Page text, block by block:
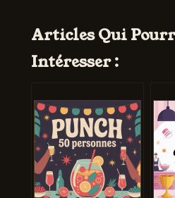
Articles Qui
Intéresser :